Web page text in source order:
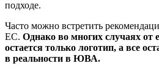
подходе.
Часто можно встретить
ЕС. Однако во многих случаях от
остается только логотип, а все
в реальности в ЮВА.